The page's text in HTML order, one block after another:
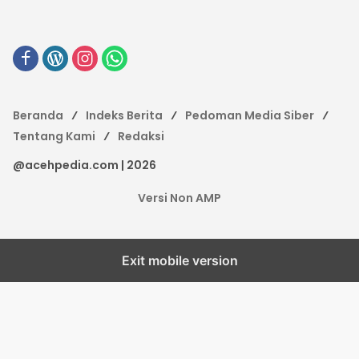
Beranda Indeks Berita
Pedoman Media Siber
Tentang Kami
Redaksi
@acehpedia.com | 2026
Versi Non AMP
Exit mobile version